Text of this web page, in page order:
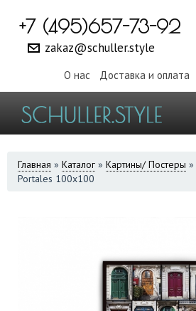
+7 (495)657-73-92
zakaz@schuller.style
О нас Доставка и оплата
ВЫ
ЗДЕСЬ
Главная » Каталог » Картины/ Постеры »
Portales 100х100